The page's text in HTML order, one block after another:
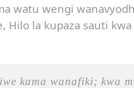
watu wengi
Hilo la kupaza sauti
kama wanafiki; kwa